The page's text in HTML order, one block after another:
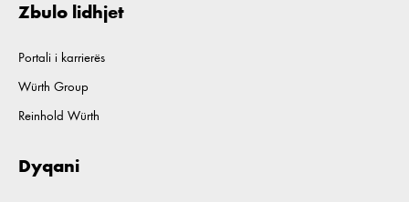
Zbulo lidhjet
Portali i karrierës
Würth Group
Reinhold Würth
Dyqani